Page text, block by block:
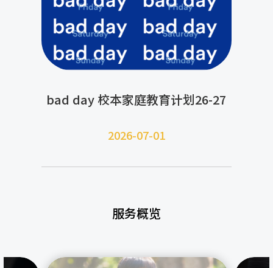
bad day 校本家庭教育计划26-27
2026-07-01
服务概览